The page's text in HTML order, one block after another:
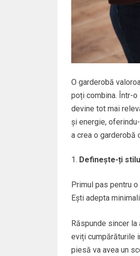
O garderobă
poți combina. Într-o
devine tot mai
și energie,
a crea o garderobă
Definește-ți
Primul pas pentru
Ești adepta
Răspunde sincer
eviți cumpărăturile
piesă va avea un